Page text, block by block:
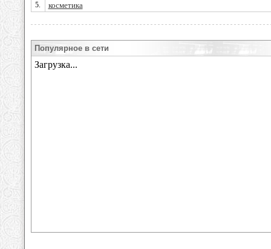
5. косметика
Популярное в сети